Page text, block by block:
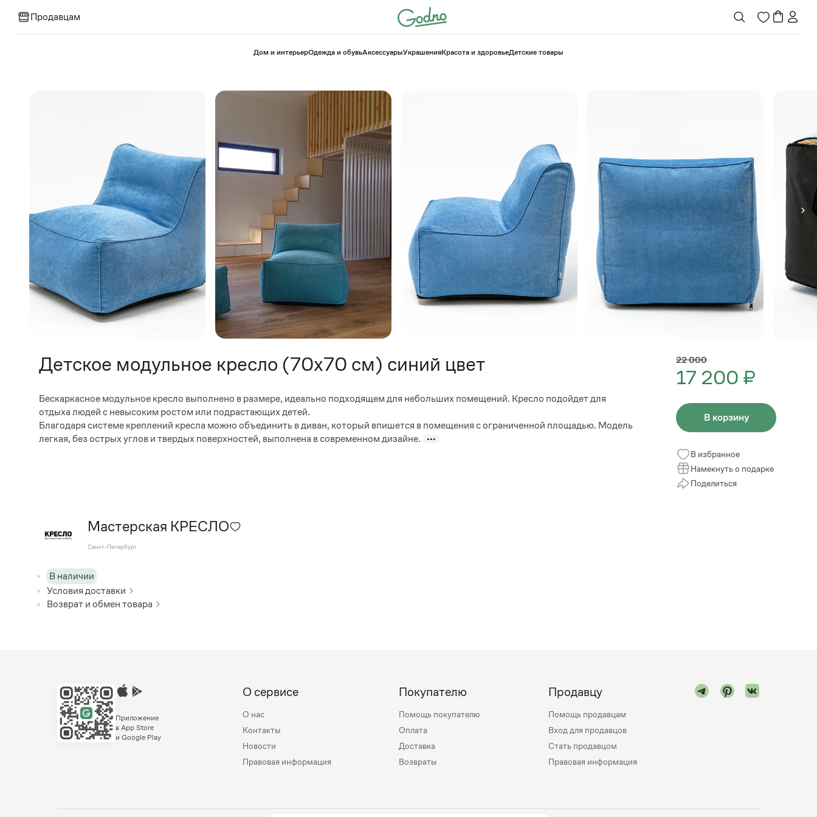
Продавцам
⁠Дом и интерьерОдежда и обувьАксессуарыУкрашенияКрасота и здоровье⁠Детские товары
Детское модульное кресло (70х70 см) синий цвет
Бескаркасное модульное кресло выполнено в размере, идеально подходящем для небольших помещений. Кресло подойдет для
отдыха людей с невысоким ростом или подрастающих детей.
Благодаря системе креплений кресла можно объединить в диван, который впишется в помещения с ограниченной площадью. Модель
легкая, без острых углов и твердых поверхностей, выполнена в современном дизайне.
Мастерская КРЕСЛО
Санкт-Петербург
В наличии
Условия доставки
Возврат и обмен товара
22 000
17 200 ₽
В корзину
В избранное
Намекнуть о подарке
Поделиться
Приложение
в App Store
и Google Play
О сервисе
О нас
Контакты
Новости
Правовая информация
Покупателю
Помощь покупателю
Оплата
Доставка
Возвраты
Продавцу
Помощь продавцам
Вход для продавцов
Стать продавцом
Правовая информация